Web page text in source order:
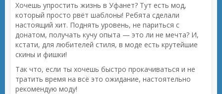
Хочешь упростить жизнь в Уфанет? Тут есть мод,
который просто рвёт шаблоны! Ребята сделали
настоящий хит. Поднять уровень, не париться с
донатом, получать кучу опыта — это ли не мечта? И,
кстати, для любителей стиля, в моде есть крутейшие
скины и фишки!
Так что, если ты хочешь быстро прокачиваться и не
тратить время на всё это ожидание, настоятельно
рекомендую моду!